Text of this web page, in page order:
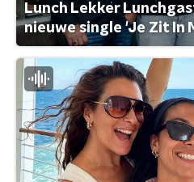
Lunch Lekker
nieuwe single 'Je Zit In